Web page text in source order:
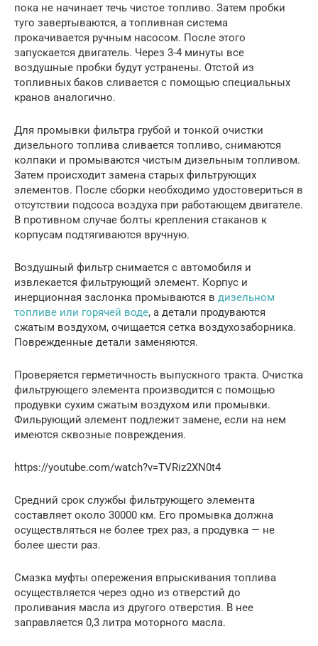
пока не начинает течь чистое топливо. Затем пробки
туго завертываются, а топливная система
прокачивается ручным насосом. После этого
запускается двигатель. Через 3-4 минуты все
воздушные пробки будут устранены. Отстой из
топливных баков сливается с помощью специальных
кранов аналогично.
Для промывки фильтра грубой и тонкой очистки
дизельного топлива сливается топливо, снимаются
колпаки и промываются чистым дизельным топливом.
Затем происходит замена старых фильтрующих
элементов. После сборки необходимо удостовериться в
отсутствии подсоса воздуха при работающем двигателе.
В противном случае болты крепления стаканов к
корпусам подтягиваются вручную.
Воздушный фильтр снимается с автомобиля и
извлекается фильтрующий элемент. Корпус и
инерционная заслонка промываются в дизельном
топливе или горячей воде, а детали продуваются
сжатым воздухом, очищается сетка воздухозаборника.
Поврежденные детали заменяются.
Проверяется герметичность выпускного тракта. Очистка
фильтрующего элемента производится с помощью
продувки сухим сжатым воздухом или промывки.
Фильрующий элемент подлежит замене, если на нем
имеются сквозные повреждения.
https://youtube.com/watch?v=TVRiz2XN0t4
Средний срок службы фильтрующего элемента
составляет около 30000 км. Его промывка должна
осуществляться не более трех раз, а продувка — не
более шести раз.
Смазка муфты опережения впрыскивания топлива
осуществляется через одно из отверстий до
проливания масла из другого отверстия. В нее
заправляется 0,3 литра моторного масла.